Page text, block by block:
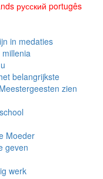
русский portugês
in medaties
belangrijkste
zien
Moeder
geven
werk